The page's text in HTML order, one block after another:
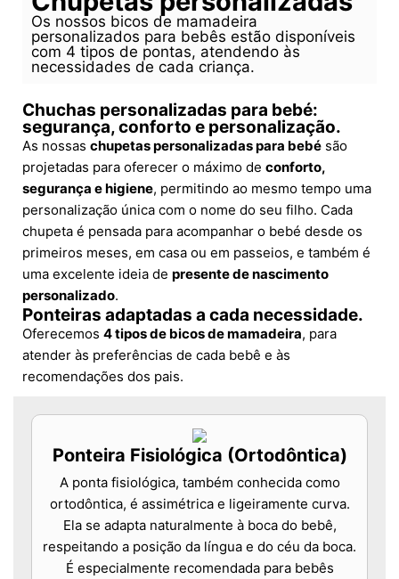
Os nossos bicos de mamadeira
personalizados para bebês estão disponíveis
com 4 tipos de pontas, atendendo às
necessidades de cada criança.
Chuchas personalizadas para bebé:
segurança, conforto e personalização.
As nossas chupetas personalizadas para bebé são
projetadas para oferecer o máximo de conforto,
segurança e higiene, permitindo ao mesmo tempo uma
personalização única com o nome do seu filho. Cada
chupeta é pensada para acompanhar o bebé desde os
primeiros meses, em casa ou em passeios, e também é
uma excelente ideia de presente de nascimento
personalizado.
Ponteiras adaptadas a cada necessidade.
Oferecemos 4 tipos de bicos de mamadeira, para
atender às preferências de cada bebê e às
recomendações dos pais.
Ponteira Fisiológica (Ortodôntica)
A ponta fisiológica, também conhecida como
ortodôntica, é assimétrica e ligeiramente curva.
Ela se adapta naturalmente à boca do bebê,
respeitando a posição da língua e do céu da boca.
É especialmente recomendada para bebês